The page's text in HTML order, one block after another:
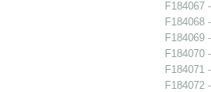
F184067
F184068
F184069
F184070
F184071
F184072